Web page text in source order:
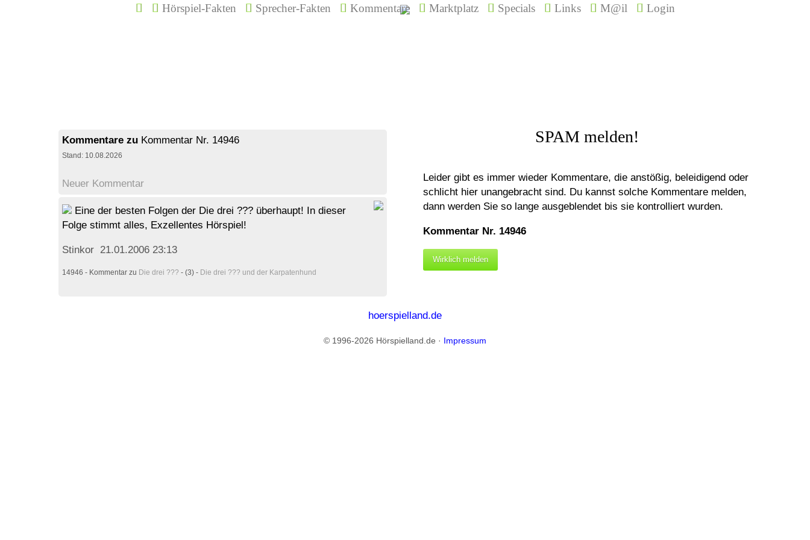
Hörspiel-Fakten Sprecher-Fakten Kommentare Marktplatz Specials Links M@il Login
Kommentare zu Kommentar Nr. 14946
Stand: 10.08.2026
Neuer Kommentar
Eine der besten Folgen der Die drei ??? überhaupt! In dieser
Folge stimmt alles, Exzellentes Hörspiel!
Stinkor 21.01.2006 23:13
14946 - Kommentar zu Die drei ??? - (3) - Die drei ??? und der Karpatenhund
SPAM melden!
Leider gibt es immer wieder Kommentare, die anstößig, beleidigend oder
schlicht hier unangebracht sind. Du kannst solche Kommentare melden,
dann werden Sie so lange ausgeblendet bis sie kontrolliert wurden.
Kommentar Nr. 14946
hoerspielland.de
© 1996-2026 Hörspielland.de · Impressum